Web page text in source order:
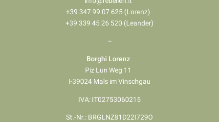
+39 347 99 07 625 (Lorenz)
+39 339 45 26 520 (Leander)
–
Borghi Lorenz
Piz Lun Weg 11
I-39024 Mals im Vinschgau
IVA: IT02753060215
St.-Nr.: BRGLNZ81D22I729O